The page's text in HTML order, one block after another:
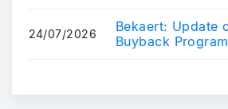
24/07/2026
Bekaert: Update
Buyback